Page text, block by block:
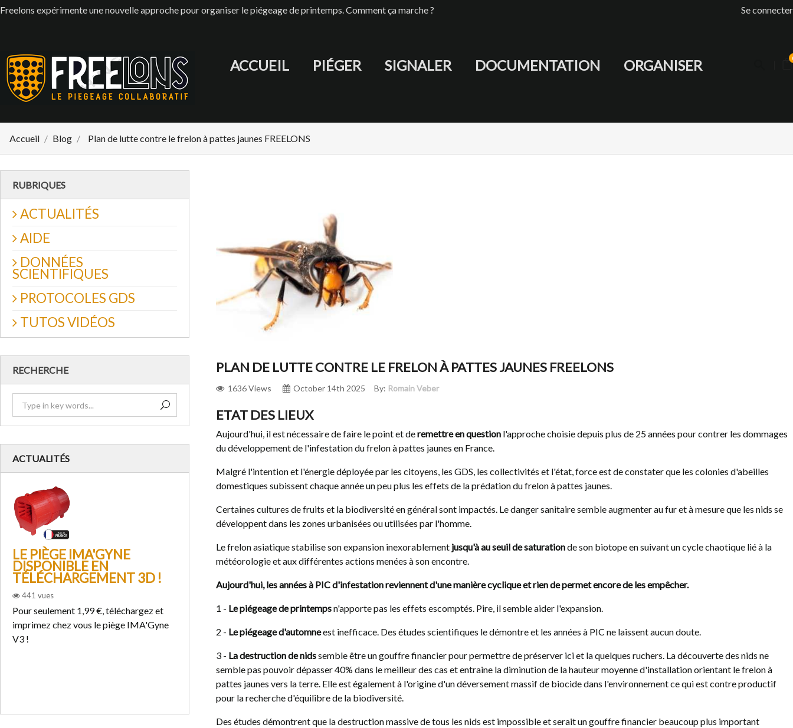
Freelons expérimente une nouvelle approche pour organiser le piégeage de printemps. Comment ça marche ? Se connecter
ACCUEIL PIÉGER SIGNALER DOCUMENTATION ORGANISER
Accueil Blog Plan de lutte contre le frelon à pattes jaunes FREELONS
RUBRIQUES
ACTUALITÉS
AIDE
DONNÉES
SCIENTIFIQUES
PROTOCOLES GDS
TUTOS VIDÉOS
RECHERCHE
ACTUALITÉS
LE PIÈGE IMA'GYNE
DISPONIBLE EN
TÉLÉCHARGEMENT 3D !
441 vues
Pour seulement 1,99 €, téléchargez et
imprimez chez vous le piège IMA'Gyne
V3 !
ETUDE SUISSE 2026 :
SÉLECTIVITÉ ET
EFFICACITÉ DU PIÉGEAGE
DES REINES DE FRELONS
ASIATIQUES À PATTES
JAUNES AU PRINTEMPS
471vues
l'efficacité et la sélectivité des pièges
confirme une nouvelle fois de
nombreuses...
BILAN 2025 + PIÉGEAGE
2026
1799vues
Chartreuse a effectué sa deuxième année
de piégeage solidaire en 2025. Le...
PLAN DE LUTTE CONTRE
JAUNES FREELONS
Freelons vous propose un plan de lutte
proposé aujourd'hui. Basé sur 4 années...
PLAN DE LUTTE CONTRE LE FRELON À PATTES JAUNES FREELONS
1636Views October 14th 2025 By: Romain Veber
ETAT DES LIEUX
Aujourd'hui, il est nécessaire de faire le point et deremettre en question l'approche choisie depuis plus de 25 années pour contrer les dommages
du développement de l'infestation du frelon à pattes jaunes en France.
Malgré l'intention et l'énergie déployée par les citoyens, les GDS, les collectivités et l'état, force est de constater que les colonies d'abeilles
domestiques subissent chaque année un peu plus les effets de la prédation du frelon à pattes jaunes.
Certaines cultures de fruits et la biodiversité en général sont impactés. Le danger sanitaire semble augmenter au fur et à mesure que les nids se
développent dans les zones urbanisées ou utilisées par l'homme.
Le frelon asiatique stabilise son expansion inexorablement jusqu'à au seuil de saturationde son biotope en suivant un cycle chaotique lié à la
météorologie et aux différentes actions menées à son encontre.
Aujourd'hui, les années à PIC d'infestation reviennent d'une manière cyclique et rien de permet encore de les empêcher.
1 - Le piégeage de printempsn'apporte pas les effets escomptés. Pire, il semble aider l'expansion.
2 - Le piégeage d'automneest inefficace. Des études scientifiques le démontre et les années à PIC ne laissent aucun doute.
3 - La destruction de nidssemble être un gouffre financier pour permettre de préserver ici et la quelques ruchers. La découverte des nids ne
semble pas pouvoir dépasser 40% dans le meilleur des cas et entraine la diminution de la hauteur moyenne d'installation orientant le frelon à
pattes jaunes vers la terre. Elle est également à l'origine d'un déversement massif de biocide dans l'environnement ce qui est contre productif
pour la recherche d'équilibre de la biodiversité.
Des études démontrent que la destruction massive de tous les nids est impossible et serait un gouffre financier beaucoup plus important